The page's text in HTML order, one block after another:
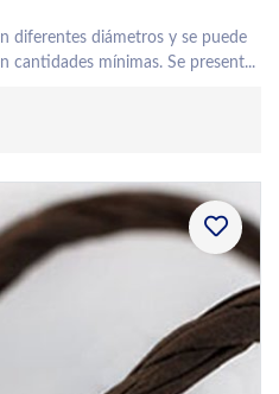
diferentes diámetros y se puede
cantidades mínimas. Se present...